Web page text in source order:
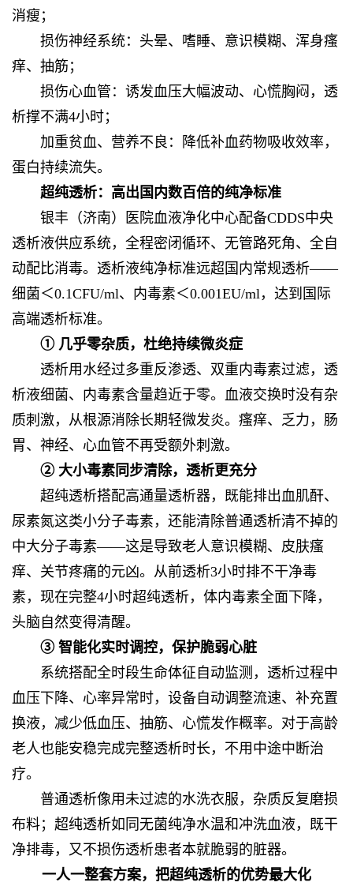
消瘦；
损伤神经系统：头晕、嗜睡、意识模糊、浑身瘙
痒、抽筋；
损伤心血管：诱发血压大幅波动、心慌胸闷，透
析撑不满4小时；
加重贫血、营养不良：降低补血药物吸收效率，
蛋白持续流失。
超纯透析：高出国内数百倍的纯净标准
银丰（济南）医院血液净化中心配备CDDS中央
透析液供应系统，全程密闭循环、无管路死角、全自
动配比消毒。透析液纯净标准远超国内常规透析——
细菌＜0.1CFU/ml、内毒素＜0.001EU/ml，达到国际
高端透析标准。
① 几乎零杂质，杜绝持续微炎症
透析用水经过多重反渗透、双重内毒素过滤，透
析液细菌、内毒素含量趋近于零。血液交换时没有杂
质刺激，从根源消除长期轻微发炎。瘙痒、乏力，肠
胃、神经、心血管不再受额外刺激。
② 大小毒素同步清除，透析更充分
超纯透析搭配高通量透析器，既能排出血肌酐、
尿素氮这类小分子毒素，还能清除普通透析清不掉的
中大分子毒素——这是导致老人意识模糊、皮肤瘙
痒、关节疼痛的元凶。从前透析3小时排不干净毒
素，现在完整4小时超纯透析，体内毒素全面下降，
头脑自然变得清醒。
③ 智能化实时调控，保护脆弱心脏
系统搭配全时段生命体征自动监测，透析过程中
血压下降、心率异常时，设备自动调整流速、补充置
换液，减少低血压、抽筋、心慌发作概率。对于高龄
老人也能安稳完成完整透析时长，不用中途中断治
疗。
普通透析像用未过滤的水洗衣服，杂质反复磨损
布料；超纯透析如同无菌纯净水温和冲洗血液，既干
净排毒，又不损伤透析患者本就脆弱的脏器。
一人一整套方案，把超纯透析的优势最大化